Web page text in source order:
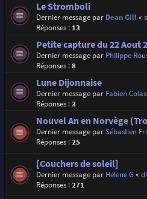
Le Stromboli
Dernier message par Dean Gill«
Réponses : 13
Petite capture du 22 Aout
Dernier message par Philippe
Réponses :8
Lune Dijonnaise
Dernier message par Fabien Colas
Réponses :3
Nouvel An en Norvège
Dernier message parSébastien
Réponses :25
[Couchers de soleil]
Dernier message par Helene G«
Réponses :271